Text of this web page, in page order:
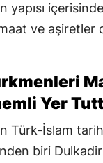
yapısı
ve aşiretler
Yer
Türk-İslam
biri